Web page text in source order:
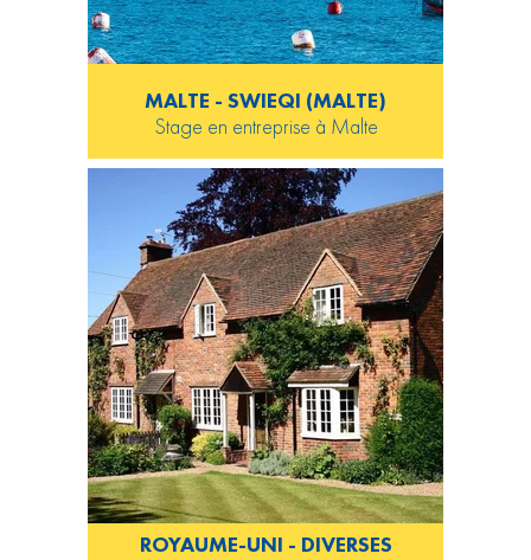
MALTE - SWIEQI (MALTE)
Stage en entreprise à Malte
ROYAUME-UNI - DIVERSES